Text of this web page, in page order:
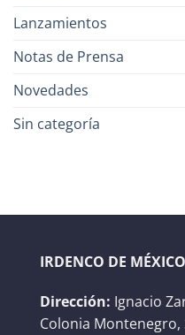
Lanzamientos
Notas de Prensa
Novedades
Sin categoría
IRDENCO DE
Dirección: Ignacio
Colonia Montenegro,